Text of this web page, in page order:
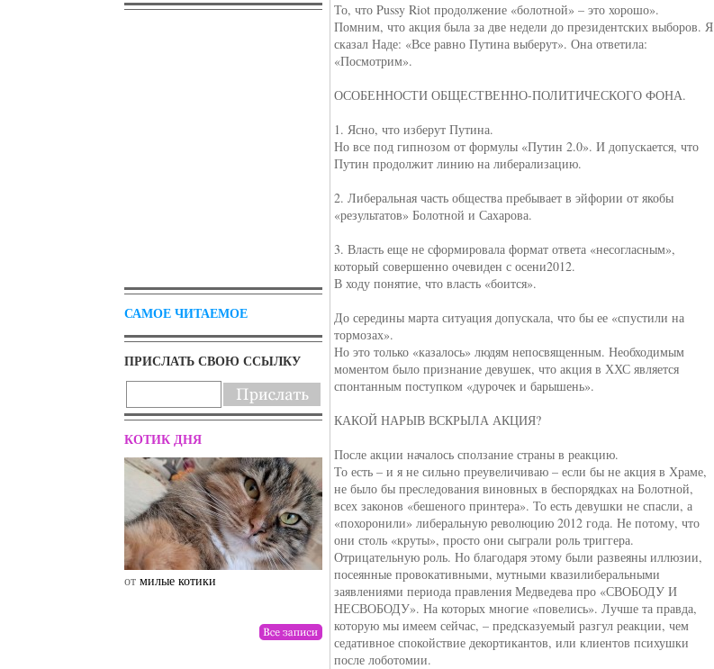
САМОЕ ЧИТАЕМОЕ
ПРИСЛАТЬ СВОЮ ССЫЛКУ
КОТИК ДНЯ
отмилые котики от drunktwi отНаталья Верхова
То, что Pussy Riot продолжение «болотной» – это хорошо».
Помним, что акция была за две недели до президентских выборов. Я
сказал Наде: «Все равно Путина выберут». Она ответила:
«Посмотрим».
ОСОБЕННОСТИ ОБЩЕСТВЕННО-ПОЛИТИЧЕСКОГО ФОНА.
1. Ясно, что изберут Путина.
Но все под гипнозом от формулы «Путин 2.0». И допускается, что
Путин продолжит линию на либерализацию.
2. Либеральная часть общества пребывает в эйфории от якобы
«результатов» Болотной и Сахарова.
3. Власть еще не сформировала формат ответа «несогласным»,
который совершенно очевиден с осени2012.
В ходу понятие, что власть «боится».
До середины марта ситуация допускала, что бы ее «спустили на
тормозах».
Но это только «казалось» людям непосвященным. Необходимым
моментом было признание девушек, что акция в ХХС является
спонтанным поступком «дурочек и барышень».
КАКОЙ НАРЫВ ВСКРЫЛА АКЦИЯ?
После акции началось сползание страны в реакцию.
То есть – и я не сильно преувеличиваю – если бы не акция в Храме,
не было бы преследования виновных в беспорядках на Болотной,
всех законов «бешеного принтера». То есть девушки не спасли, а
«похоронили» либеральную революцию 2012 года. Не потому, что
они столь «круты», просто они сыграли роль триггера.
Отрицательную роль. Но благодаря этому были развеяны иллюзии,
посеянные провокативными, мутными квазилиберальными
заявлениями периода правления Медведева про «СВОБОДУ И
НЕСВОБОДУ». На которых многие «повелись». Лучше та правда,
которую мы имеем сейчас, – предсказуемый разгул реакции, чем
седативное спокойствие декортикантов, или клиентов психушки
после лоботомии.